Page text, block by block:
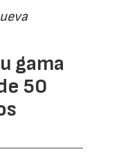
gama
50